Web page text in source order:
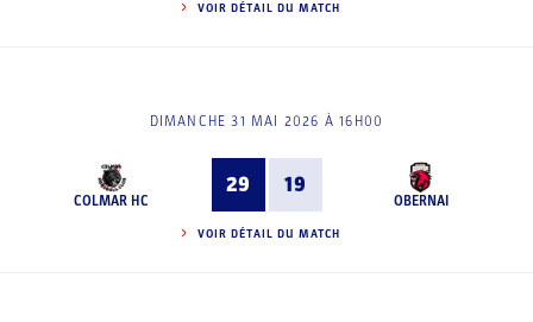
VOIR DÉTAIL DU MATCH
DIMANCHE 31 MAI 2026 À 16H00
COLMAR HC
29 19
OBERNAI
VOIR DÉTAIL DU MATCH